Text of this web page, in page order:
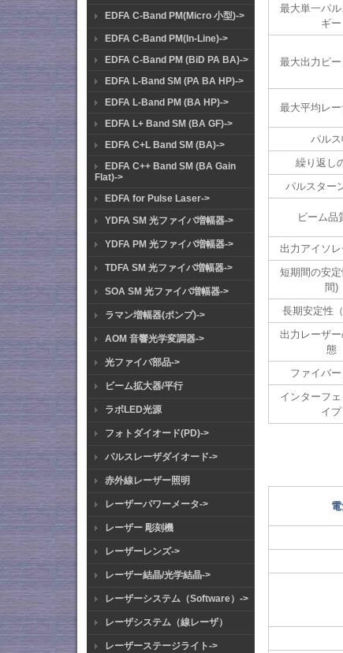
EDFA C-Band PM(Micro 小型)->
EDFA C-Band PM(In-Line)->
EDFA C-Band PM (BiD PA BA)->
EDFA L-Band SM (PA BA HP)->
EDFA L-Band PM (BA HP)->
EDFA L+ Band SM (BA GF)->
EDFA C+L Band SM (BA)->
EDFA C++ Band SM (BA Gain
Flat)->
EDFA for Pulse Laser->
YDFA SM 光ファイバ増幅器->
YDFA PM 光ファイバ増幅器->
TDFA SM 光ファイバ増幅器->
SOA SM 光ファイバ増幅器->
ラマン増幅器(ポンプ)->
AOM 音響光学変調器->
光ファイバ部品->
ビーム拡大器/平行
ラボLED光源
フォトダイオード(PD)->
パルスレーザダイオード->
赤外線レーザー照明
レーザーパワーメータ->
レーザー 彫刻機
レーザーレンズ->
レーザー結晶/光学結晶->
レーザーシステム（Software）->
レーザシステム（線レーザ）
レーザーステージライト->
最大単一パ
ギー
最大出力ピ
最大平均レ
パル
繰り返し
パルスター
ビーム品
出力アイソ
短期間の安
間)
長期安定性（
出力レーザ
態
ファイバ
インターフ
イプ